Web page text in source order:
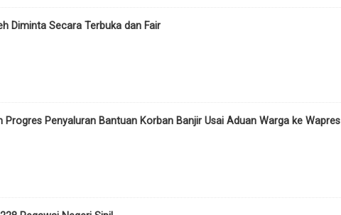
Diminta Secara Terbuka dan Fair
Progres Penyaluran Bantuan Korban Banjir Usai Aduan Warga ke Wapres